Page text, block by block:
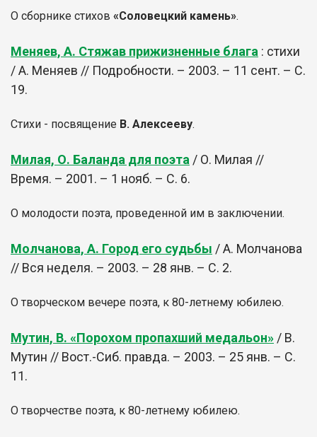
О сборнике стихов «Соловецкий камень».
Меняев, А. Стяжав прижизненные блага : стихи
/ А. Меняев // Подробности. – 2003. – 11 сент. – С.
19.
Стихи - посвящение В. Алексееву.
Милая, О. Баланда для поэта / О. Милая //
Время. – 2001. – 1 нояб. – С. 6.
О молодости поэта, проведенной им в заключении.
Молчанова, А. Город его судьбы / А. Молчанова
// Вся неделя. – 2003. – 28 янв. – С. 2.
О творческом вечере поэта, к 80-летнему юбилею.
Мутин, В. «Порохом пропахший медальон» / В.
Мутин // Вост.-Сиб. правда. – 2003. – 25 янв. – С.
11.
О творчестве поэта, к 80-летнему юбилею.